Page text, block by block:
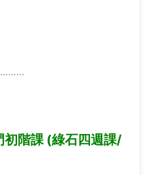
初階課 (綠石四週課/